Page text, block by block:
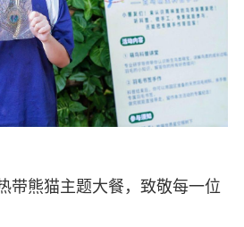
带熊猫主题大餐，致敬每一位